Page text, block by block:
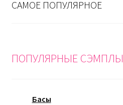
САМОЕ ПОПУЛЯРНОЕ
ПОПУЛЯРНЫЕ СЭМПЛЫ
Басы